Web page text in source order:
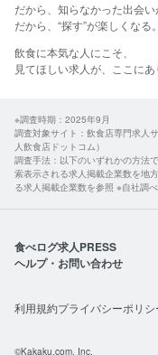
だから、​知らなかった​出会い
​だから、​“探す”が​楽しくなる。​
飲食に​本気な​人に​こそ、​
見て​ほしい​求人が、​ここに​あ
※調査時期：2025年9月
調査対象サイト：飲食店専門求人
人飲食店ドットコム）
調査手法：以下のいずれかの方法
索表示される求人掲載企業数を地
る求人掲載企業数を参照 ※自社調べ
食べログ求人PRESS
ヘルプ・お問い合わせ
利用規約プライバシーポリシ
©Kakaku.com, Inc.